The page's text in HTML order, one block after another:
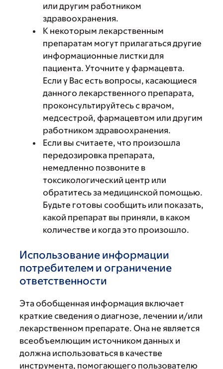
или другим работником
здравоохранения.
К некоторым лекарственным
препаратам могут прилагаться другие
информационные листки для
пациента. Уточните у фармацевта.
Если у Вас есть вопросы, касающиеся
данного лекарственного препарата,
проконсультируйтесь с врачом,
медсестрой, фармацевтом или другим
работником здравоохранения.
Если вы считаете, что произошла
передозировка препарата,
немедленно позвоните в
токсикологический центр или
обратитесь за медицинской помощью.
Будьте готовы сообщить или показать,
какой препарат вы приняли, в каком
количестве и когда это произошло.
Использование информации
потребителем и ограничение
ответственности
Эта обобщенная информация включает
краткие сведения о диагнозе, лечении и/или
лекарственном препарате. Она не является
всеобъемлющим источником данных и
должна использоваться в качестве
инструмента, помогающего пользователю